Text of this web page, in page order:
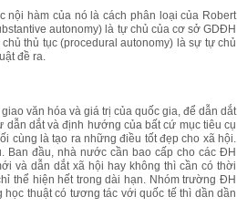
hàm của nó là cách phân loại của Robert
autonomy) là tự chủ của cơ sở GDĐH
thủ tục (procedural autonomy) là sự tự chủ
đề ra.
văn hóa và giá trị của quốc gia, để dẫn dắt
dắt và định hướng của bất cứ mục tiêu cụ
cùng là tạo ra những điều tốt đẹp cho xã hội.
Ban đầu, nhà nước cần bao cấp cho các ĐH
và dẫn dắt xã hội hay không thì cần có thời
thể hiện hết trong dài hạn. Nhóm trường ĐH
thuật có tương tác với quốc tế thì dần dần